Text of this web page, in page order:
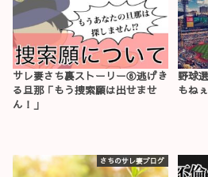
サレ妻さち裏ストーリー⑥逃げき
る旦那「もう捜索願は出せませ
ん！」
野球
もね
さちのサレ妻ブログ